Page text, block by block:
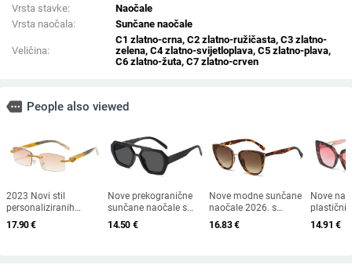
Vrsta stavke:
Naočale
Vrsta naočala:
Sunčane naočale
Veličina:
C1 zlatno-crna, C2 zlatno-ružičasta, C3 zlatno-
zelena, C4 zlatno-svijetloplava, C5 zlatno-plava,
C6 zlatno-žuta, C7 zlatno-crven
more People also viewed
2023 Novi stil
personaliziranih
sunčanih naočala s
dijamantnim
17.90€
Nove prekogranične
sunčane naočale s
dvostrukim mostom
nepravilnog oblika,
14.50 €
Nove modne sunčane
naočale 2026. s
okvirom u obliku
mačke i zlatnim
16.83€
Nove
europski
modni
14.91 €